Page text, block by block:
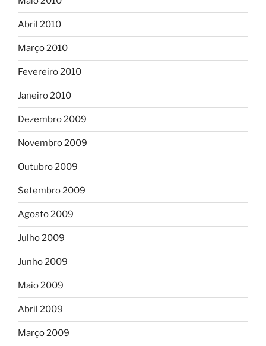
Abril 2010
Março 2010
Fevereiro 2010
Janeiro 2010
Dezembro 2009
Novembro 2009
Outubro 2009
Setembro 2009
Agosto 2009
Julho 2009
Junho 2009
Maio 2009
Abril 2009
Março 2009